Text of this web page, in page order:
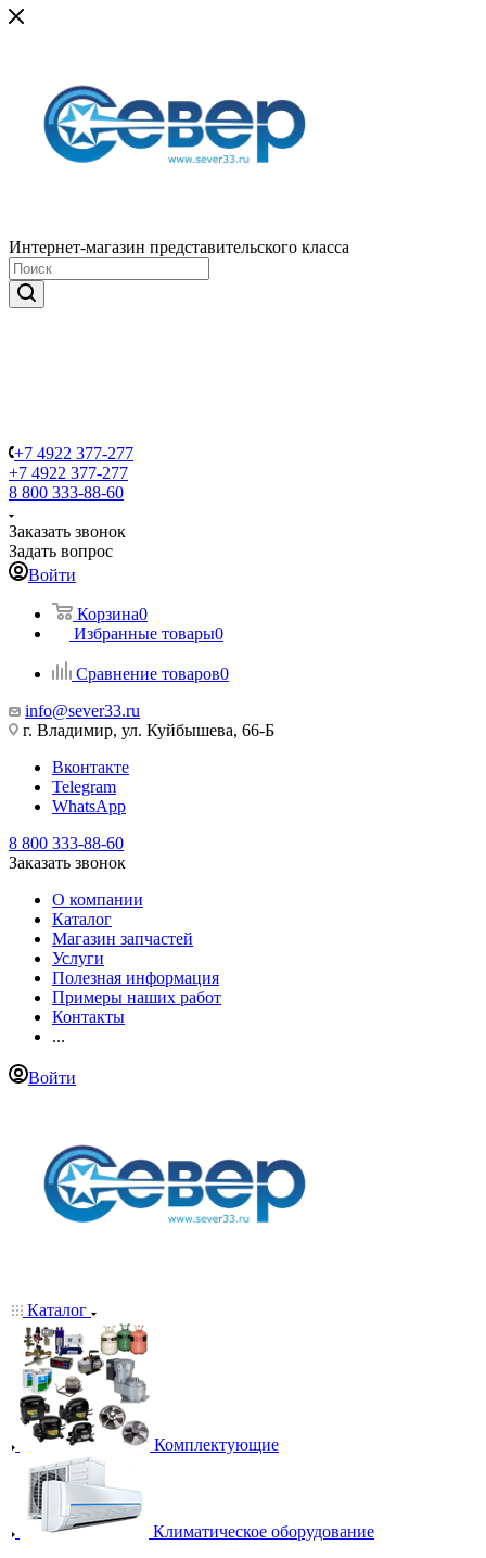
Интернет-магазин представительского класса
+7 4922 377-277
+7 4922 377-277
8 800 333-88-60
Заказать звонок
Задать вопрос
Войти
Корзина0
Избранные товары0
Сравнение товаров0
info@sever33.ru
г. Владимир, ул. Куйбышева, 66-Б
Вконтакте
Telegram
WhatsApp
8 800 333-88-60
Заказать звонок
О компании
Каталог
Магазин запчастей
Услуги
Полезная информация
Примеры наших работ
Контакты
...
Войти
Каталог
Комплектующие
Климатическое оборудование